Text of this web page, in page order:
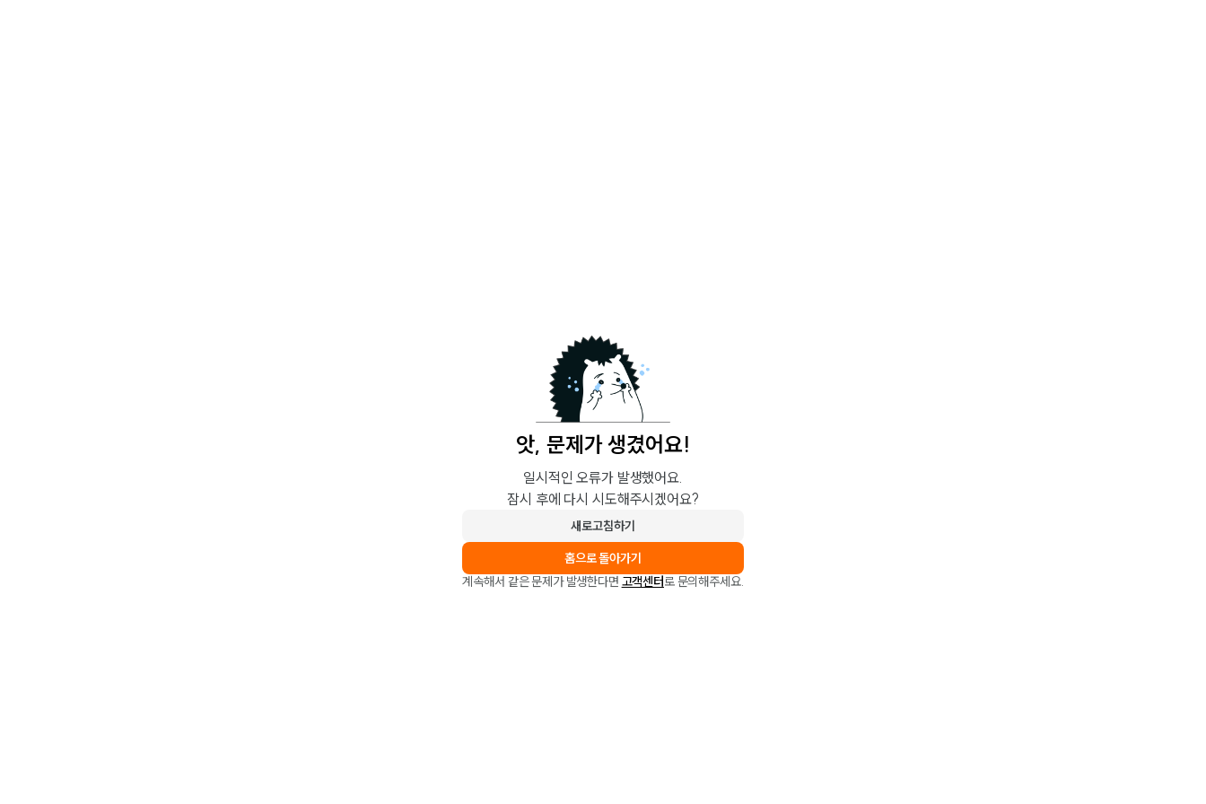
앗, 문제가 생겼어요!
일시적인 오류가 발생했어요.
잠시 후에 다시 시도해주시겠어요?
새로고침하기
홈으로 돌아가기
계속해서 같은 문제가 발생한다면 고객센터로 문의해주세요.